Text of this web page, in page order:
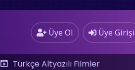
Üye Ol Üye Girişi
Türkçe Altyazılı Filmler